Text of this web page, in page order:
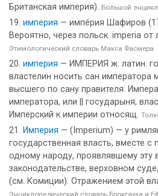
Британская империя). Большой
империя — импе́рия Шафиров
Вероятно, через польск. imperia от
Этимологический словарь Макса Фасмера
империя — ИМПЕРИЯ ж. латин.
властелин носить сан императора
высшего по сану правителя.
императора, или || государыня,
Имперский к империи относящ.
Империя — (Imperium) — у
государственная власть, вместе
одному народу, проявлявшему эту
законодательстве, верховном
(см. Комиции). Отражением этой
Энциклопедический словарь Брокгауза и